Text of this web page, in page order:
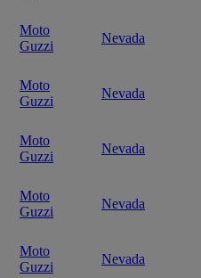
Moto
Guzzi
Nevada
Moto
Guzzi
Nevada
Moto
Guzzi
Nevada
Moto
Guzzi
Nevada
Moto
Guzzi
Nevada